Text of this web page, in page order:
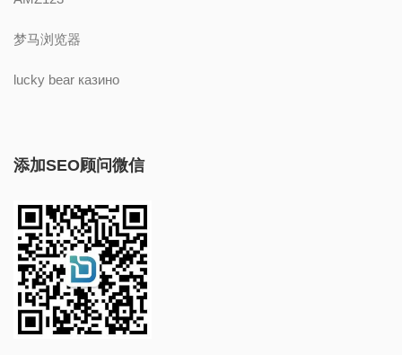
梦马浏览器
lucky bear казино
添加SEO顾问微信